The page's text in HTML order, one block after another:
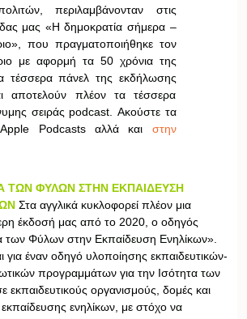
περιλαμβάνονταν στις
μας «Η δημοκρατία σήμερα –
που πραγματοποιήθηκε τον
με αφορμή τα 50 χρόνια της
τέσσερα πάνελ της εκδήλωσης
αποτελούν πλέον τα τέσσερα
σειράς podcast. Ακούστε τα
Podcasts αλλά και στην
ΤΩΝ ΦΥΛΩΝ ΣΤΗΝ ΕΚΠΑΙΔΕΥΣΗ
Στα αγγλικά κυκλοφορεί πλέον μια
έκδοσή μας από το 2020, ο οδηγός
των Φύλων στην Εκπαίδευση Ενηλίκων».
για έναν οδηγό υλοποίησης εκπαιδευτικών-
προγραμμάτων για την Ισότητα των
εκπαιδευτικούς οργανισμούς, δομές και
ενηλίκων, με στόχο να